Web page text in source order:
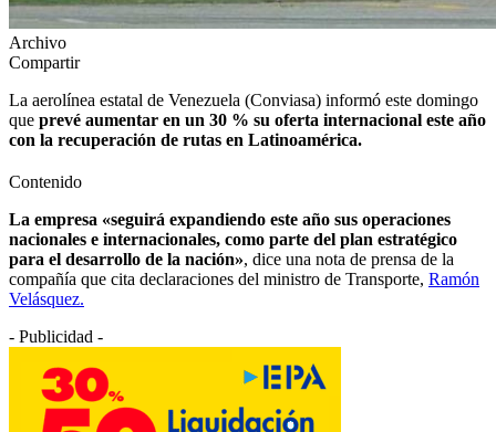
Archivo
Compartir
La aerolínea estatal de Venezuela (Conviasa) informó este domingo
que prevé aumentar en un 30 % su oferta internacional este año
con la recuperación de rutas en Latinoamérica.
Contenido
La empresa «seguirá expandiendo este año sus operaciones
nacionales e internacionales, como parte del plan estratégico
para el desarrollo de la nación», dice una nota de prensa de la
compañía que cita declaraciones del ministro de Transporte, Ramón
Velásquez.
- Publicidad -